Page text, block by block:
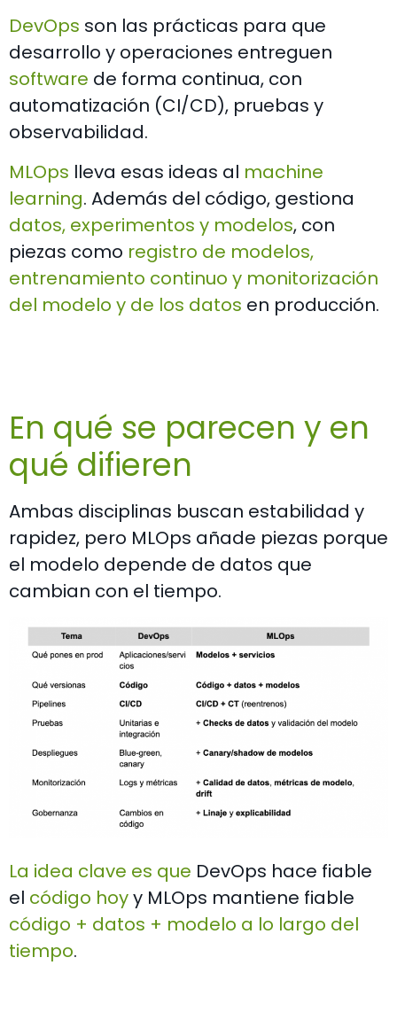
DevOps son las prácticas para que
desarrollo y operaciones entreguen
software de forma continua, con
automatización (CI/CD), pruebas y
observabilidad.
MLOps lleva esas ideas al machine
learning. Además del código, gestiona
datos, experimentos y modelos, con
piezas como registro de modelos,
entrenamiento continuo y monitorización
del modelo y de los datos en producción.
En qué se parecen y en
qué difieren
Ambas disciplinas buscan estabilidad y
rapidez, pero MLOps añade piezas porque
el modelo depende de datos que
cambian con el tiempo.
La idea clave es que DevOps hace fiable
el código hoyy MLOps mantiene fiable
código + datos + modelo a lo largo del
tiempo.